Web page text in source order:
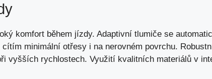
komfort během jízdy. Adaptivní tlumiče se
minimální otřesy i na nerovném povrchu.
vyšších rychlostech. Využití kvalitních materiálů v